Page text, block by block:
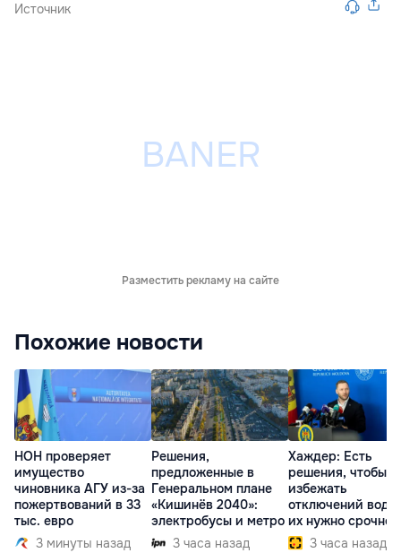
Источник
Разместить рекламу на сайте
Похожие новости
НОН проверяет
имущество
чиновника АГУ из-за
пожертвований в 33
тыс. евро
3 минуты назад
Решения,
предложенные в
Генеральном плане
«Кишинёв 2040»:
электробусы и метро
3 часа назад
Хаждер: Есть
решения, чтобы
избежать
отключений
их нужно срочно
внедрить
3 часа назад